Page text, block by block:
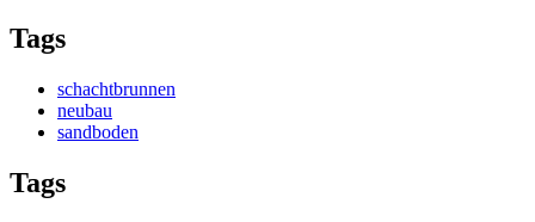
Tags
schachtbrunnen
neubau
sandboden
Tags